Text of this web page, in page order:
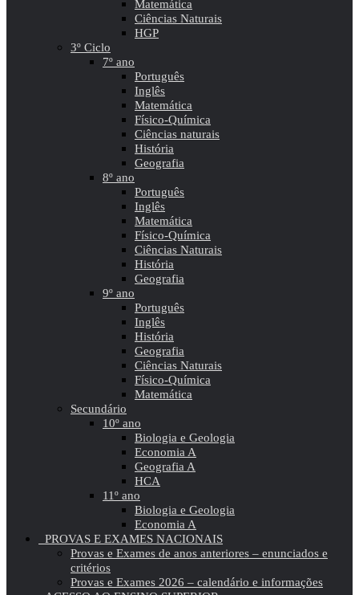
Matemática
Ciências Naturais
HGP
3º Ciclo
7º ano
Português
Inglês
Matemática
Físico-Química
Ciências naturais
História
Geografia
8º ano
Português
Inglês
Matemática
Físico-Química
Ciências Naturais
História
Geografia
9º ano
Português
Inglês
História
Geografia
Ciências Naturais
Físico-Química
Matemática
Secundário
10º ano
Biologia e Geologia
Economia A
Geografia A
HCA
11º ano
Biologia e Geologia
Economia A
PROVAS E EXAMES NACIONAIS
Provas e Exames de anos anteriores – enunciados e
critérios
Provas e Exames 2026 – calendário e informações